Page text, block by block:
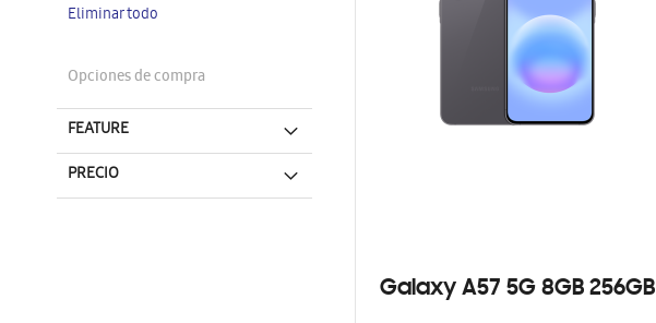
Galaxy A57 5G 8GB 256GB
artículo
Eliminar todo
Opciones de compra
FEATURE
PRECIO